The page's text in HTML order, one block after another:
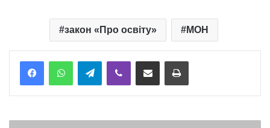
закон «Про освіту» МОН
TelegramViber Надіслати електронною поштоюНадрукувати